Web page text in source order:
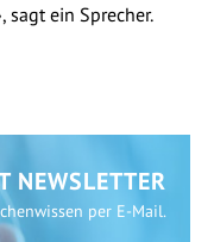
ein Sprecher.
NEWSLETTER
per E-Mail.